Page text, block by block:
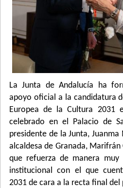
La Junta de Andalucía ha
apoyo oficial a la candidatura
Europea de la Cultura 2031
celebrado en el Palacio de
presidente de la Junta,
alcaldesa de Granada,
que refuerza de manera muy
institucional con el que
2031 de cara a la recta final del